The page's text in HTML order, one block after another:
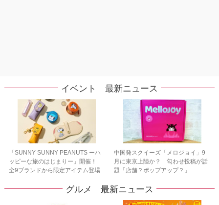
イベント 最新ニュース
「SUNNY SUNNY PEANUTS ーハ
ッピーな旅のはじまりー」開催！
全9ブランドから限定アイテム登場
中国発スクイーズ「メロジョイ」9
月に東京上陸か？ 匂わせ投稿が話
題「店舗？ポップアップ？」
グルメ 最新ニュース